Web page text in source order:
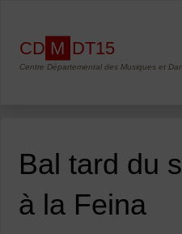
content
CD M DT15
Centre Départemental des Musiques et
Bal tard du
à la Feina